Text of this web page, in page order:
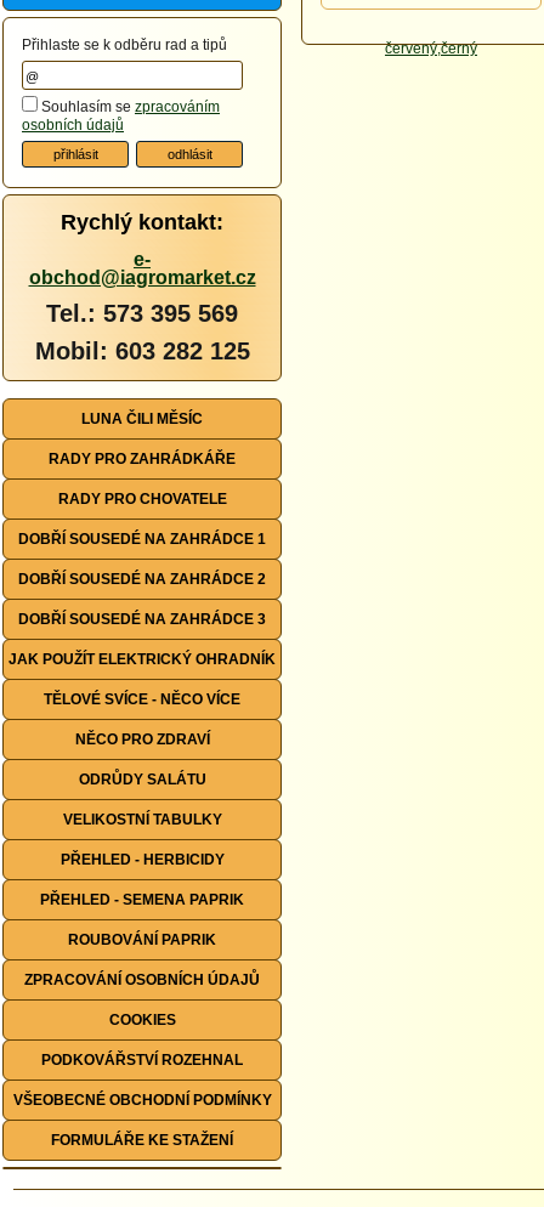
Přihlaste se k odběru rad a tipů
Souhlasím se zpracováním
osobních údajů
Rychlý kontakt:
e-
obchod@iagromarket.cz
Tel.: 573 395 569
Mobil: 603 282 125
LUNA ČILI MĚSÍC
RADY PRO ZAHRÁDKÁŘE
RADY PRO CHOVATELE
DOBŘÍ SOUSEDÉ NA ZAHRÁDCE 1
DOBŘÍ SOUSEDÉ NA ZAHRÁDCE 2
DOBŘÍ SOUSEDÉ NA ZAHRÁDCE 3
JAK POUŽÍT ELEKTRICKÝ OHRADNÍK
TĚLOVÉ SVÍCE - NĚCO VÍCE
NĚCO PRO ZDRAVÍ
ODRŮDY SALÁTU
VELIKOSTNÍ TABULKY
PŘEHLED - HERBICIDY
PŘEHLED - SEMENA PAPRIK
ROUBOVÁNÍ PAPRIK
ZPRACOVÁNÍ OSOBNÍCH ÚDAJŮ
COOKIES
PODKOVÁŘSTVÍ ROZEHNAL
VŠEOBECNÉ OBCHODNÍ PODMÍNKY
FORMULÁŘE KE STAŽENÍ